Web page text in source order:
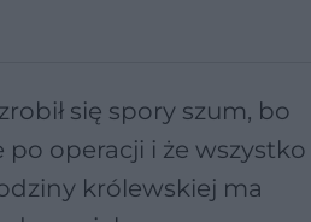
się spory szum, bo
operacji i że wszystko
królewskiej ma